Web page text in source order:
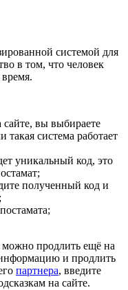
системой для
в том, что человек
сайте, вы выбираете
такая система работает
уникальный код, это
полученный код и
можно продлить ещё на
и продлить
партнера, введите
на сайте.